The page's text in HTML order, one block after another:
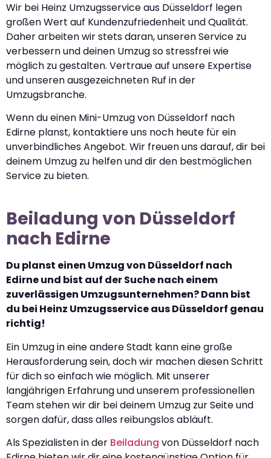
Wir bei Heinz Umzugsservice aus Düsseldorf legen
großen Wert auf Kundenzufriedenheit und Qualität.
Daher arbeiten wir stets daran, unseren Service zu
verbessern und deinen Umzug so stressfrei wie
möglich zu gestalten. Vertraue auf unsere Expertise
und unseren ausgezeichneten Ruf in der
Umzugsbranche.
Wenn du einen Mini-Umzug von Düsseldorf nach
Edirne planst, kontaktiere uns noch heute für ein
unverbindliches Angebot. Wir freuen uns darauf, dir bei
deinem Umzug zu helfen und dir den bestmöglichen
Service zu bieten.
Beiladung von Düsseldorf
nach Edirne
Du planst einen Umzug von Düsseldorf nach
Edirne und bist auf der Suche nach einem
zuverlässigen Umzugsunternehmen? Dann bist
du bei Heinz Umzugsservice aus Düsseldorf genau
richtig!
Ein Umzug in eine andere Stadt kann eine große
Herausforderung sein, doch wir machen diesen Schritt
für dich so einfach wie möglich. Mit unserer
langjährigen Erfahrung und unserem professionellen
Team stehen wir dir bei deinem Umzug zur Seite und
sorgen dafür, dass alles reibungslos abläuft.
Als Spezialisten in der Beiladung von Düsseldorf nach